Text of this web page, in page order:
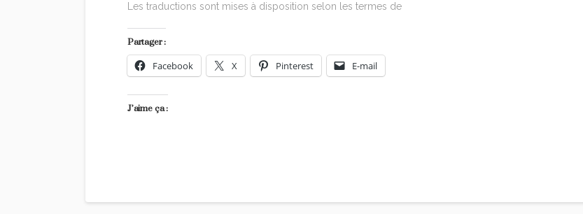
Les traductions sont mises à disposition selon les termes de
Partager :
Facebook X Pinterest E-mail
J’aime ça :